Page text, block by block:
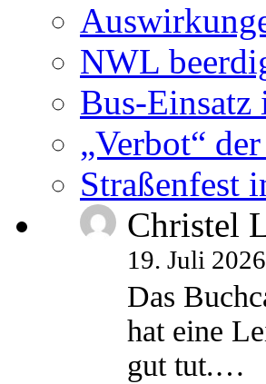
NWL
Bus-Einsatz
„Verbot“
Straßenfest
Christel
19. Juli 2026
Das
hat eine
gut tut.…